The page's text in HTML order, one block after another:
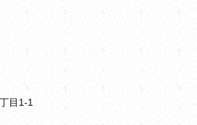
目1-1